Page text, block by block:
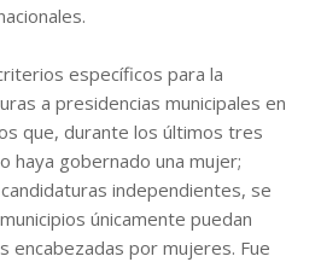
específicos para la
a presidencias municipales en
que, durante los últimos tres
haya gobernado una mujer;
independientes, se
únicamente puedan
encabezadas por mujeres. Fue